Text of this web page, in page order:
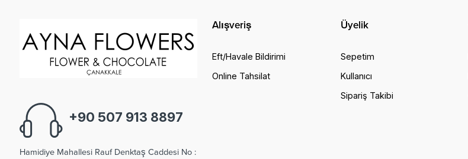
+90 507 913 8897
Hamidiye Mahallesi Rauf Denktaş Caddesi No :
Alışveriş
Eft/Havale Bildirimi
Online Tahsilat
Üyelik
Sepetim
Kullanıcı
Sipariş Takibi